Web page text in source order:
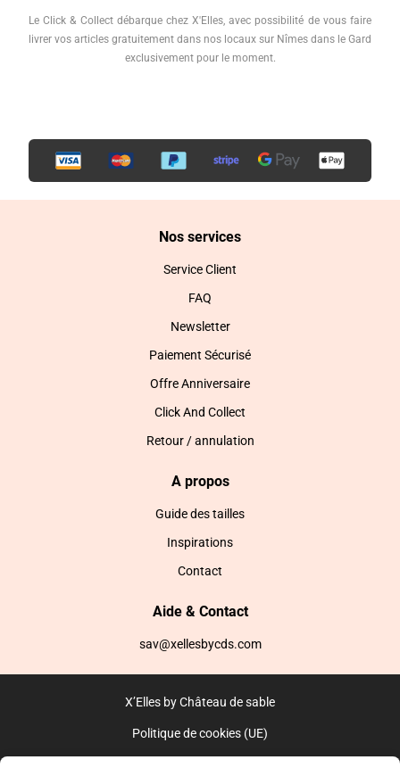
Le Click & Collect débarque chez X'Elles, avec possibilité de vous faire
livrer vos articles gratuitement dans nos locaux sur Nîmes dans le Gard
exclusivement pour le moment.
Nos services
Service Client
FAQ
Newsletter
Paiement Sécurisé
Offre Anniversaire
Click And Collect
Retour / annulation
A propos
Guide des tailles
Inspirations
Contact
Aide & Contact
sav@xellesbycds.com
X’Elles by Château de sable
Politique de cookies (UE)